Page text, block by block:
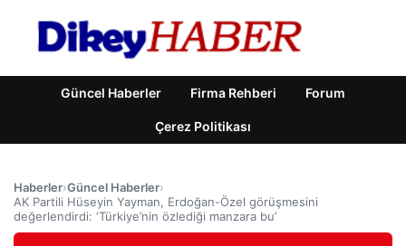
Güncel Haberler Firma Rehberi Forum
Çerez Politikası
Haberler›Güncel Haberler›
AK Partili Hüseyin Yayman, Erdoğan-Özel görüşmesini
değerlendirdi: ‘Türkiye’nin özlediği manzara bu’